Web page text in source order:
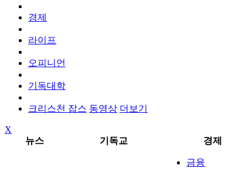
경제
라이프
오피니언
기독대학
크리스천 잡스 동영상 더보기
X
뉴스
기독교 경제
금융